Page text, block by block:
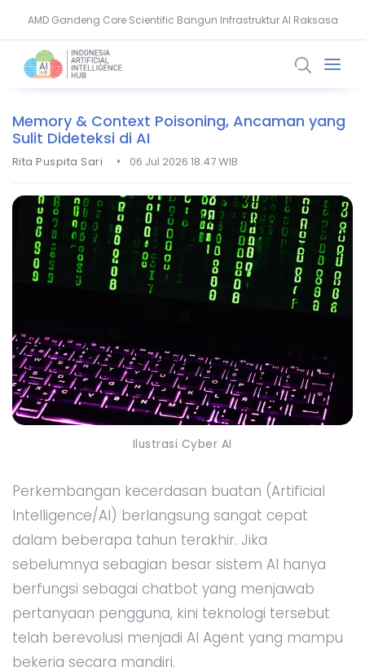
AMD Gandeng Core Scientific Bangun Infrastruktur AI Raksasa
AI Pangkas Penemuan Obat Jadi Setahun, China Melesat
Memory & Context Poisoning, Ancaman yang
Sulit Dideteksi di AI
Rita Puspita Sari • 06 Jul 2026 18.47 WIB
Ilustrasi Cyber AI
Perkembangan kecerdasan buatan (Artificial
Intelligence/AI) berlangsung sangat cepat
dalam beberapa tahun terakhir. Jika
sebelumnya sebagian besar sistem AI hanya
berfungsi sebagai chatbot yang menjawab
pertanyaan pengguna, kini teknologi tersebut
telah berevolusi menjadi AI Agent yang mampu
bekerja secara mandiri.